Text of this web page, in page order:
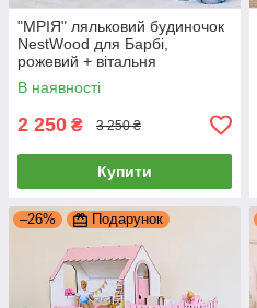
"МРІЯ" ляльковий будиночок
NestWood для Барбі,
рожевий + вітальня
В наявності
2 250 ₴ 3 250 ₴
Купити
–26% Подарунок